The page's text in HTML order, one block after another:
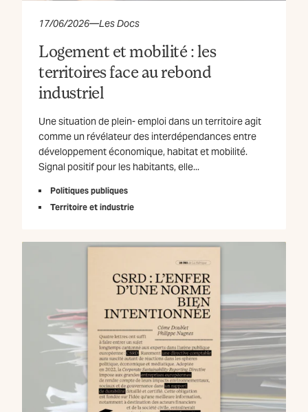
17/06/2026—Les Docs
Logement et mobilité : les
territoires face au rebond
industriel
Une situation de plein- emploi dans un territoire agit
comme un révélateur des interdépendances entre
développement économique, habitat et mobilité.
Signal positif pour les habitants, elle...
Politiques publiques
Territoire et industrie